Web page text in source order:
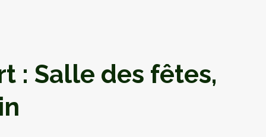
: Salle des fêtes,